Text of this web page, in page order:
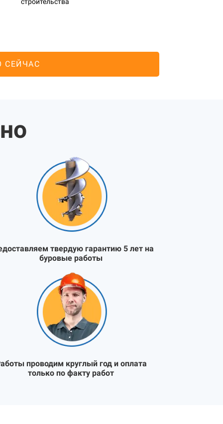
строительства
СЕЙЧАС
твердую гарантию 5 лет на
буровые работы
проводим круглый год и оплата
только по факту работ